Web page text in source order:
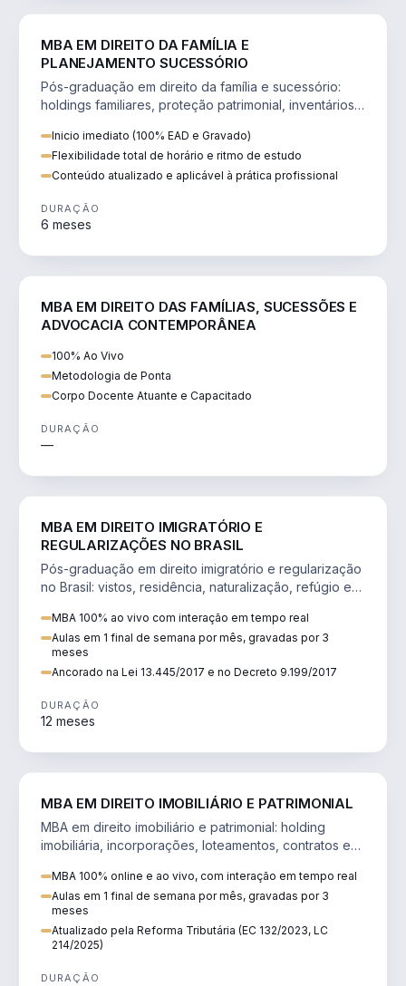
MBA EM DIREITO DA FAMÍLIA E
PLANEJAMENTO SUCESSÓRIO
Pós-graduação em direito da família e sucessório:
holdings familiares, proteção patrimonial, inventários
Inicio imediato (100% EAD e Gravado)
Flexibilidade total de horário e ritmo de estudo
Conteúdo atualizado e aplicável à prática profissional
DURAÇÃO
6 meses
MBA EM DIREITO DAS FAMÍLIAS, SUCESSÕES E
ADVOCACIA CONTEMPORÂNEA
100% Ao Vivo
Metodologia de Ponta
Corpo Docente Atuante e Capacitado
DURAÇÃO
—
MBA EM DIREITO IMIGRATÓRIO E
REGULARIZAÇÕES NO BRASIL
Pós-graduação em direito imigratório e regularização
no Brasil: vistos, residência, naturalização, refúgio e
MBA 100% ao vivo com interação em tempo real
Aulas em 1 final de semana por mês, gravadas por 3
meses
Ancorado na Lei 13.445/2017 e no Decreto 9.199/2017
DURAÇÃO
12 meses
MBA EM DIREITO IMOBILIÁRIO E PATRIMONIAL
MBA em direito imobiliário e patrimonial: holding
imobiliária, incorporações, loteamentos, contratos e
MBA 100% online e ao vivo, com interação em tempo real
Aulas em 1 final de semana por mês, gravadas por 3
meses
Atualizado pela Reforma Tributária (EC 132/2023, LC
214/2025)
DURAÇÃO